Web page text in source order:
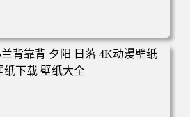
狐狸尼克 疯狂动物城 秋叶 秋天森
高清壁纸 壁纸下载 壁纸大全